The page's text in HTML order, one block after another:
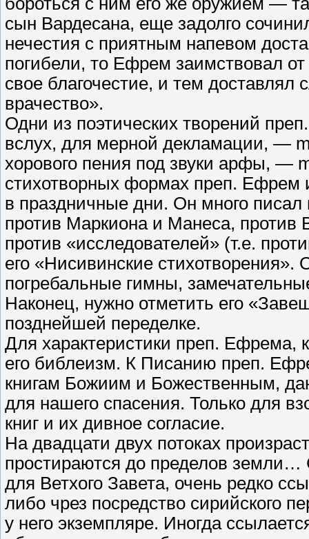
сын Вардесана, еще задолго
нечестия с приятным напевом
погибели, то Ефрем заимствовал
свое благочестие, и тем доставлял
врачество».
Одни из поэтических творений
вслух, для мерной декламации, —
хорового пения под звуки арфы, —
стихотворных формах преп. Ефрем
в праздничные дни. Он много
против Маркиона и Манеса, против
против «исследователей» (т.е.
его «Нисивинские стихотворения».
погребальные гимны,
Наконец, нужно отметить его
позднейшей переделке.
Для характеристики преп. Ефрема,
его библеизм. К Писанию преп.
книгам Божиим и Божественным,
для нашего спасения. Только для
книг и их дивное согласие.
На двадцати двух потоках
простираются до пределов
для Ветхого Завета, очень редко
либо чрез посредство сирийского
у него экземпляре. Иногда